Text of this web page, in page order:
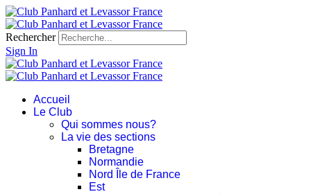
Rechercher
Sign In
Accueil
Le Club
Qui sommes nous?
La vie des sections
Bretagne
Normandie
Nord Île de France
Est